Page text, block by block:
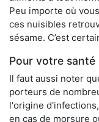
Peu importe où
ces nuisibles
sésame. C’est
Pour votre santé
Il faut aussi noter
porteurs de
l'origine
en cas de morsure